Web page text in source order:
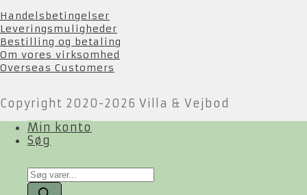
Handelsbetingelser
Leveringsmuligheder
Bestilling og betaling
Om vores virksomhed
Overseas Customers
Copyright 2020-2026 Villa & Vejbod
Min konto
Søg
Products
search